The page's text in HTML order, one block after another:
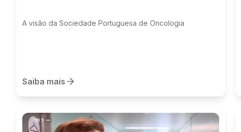
A visão da Sociedade Portuguesa de Oncologia
Saiba mais